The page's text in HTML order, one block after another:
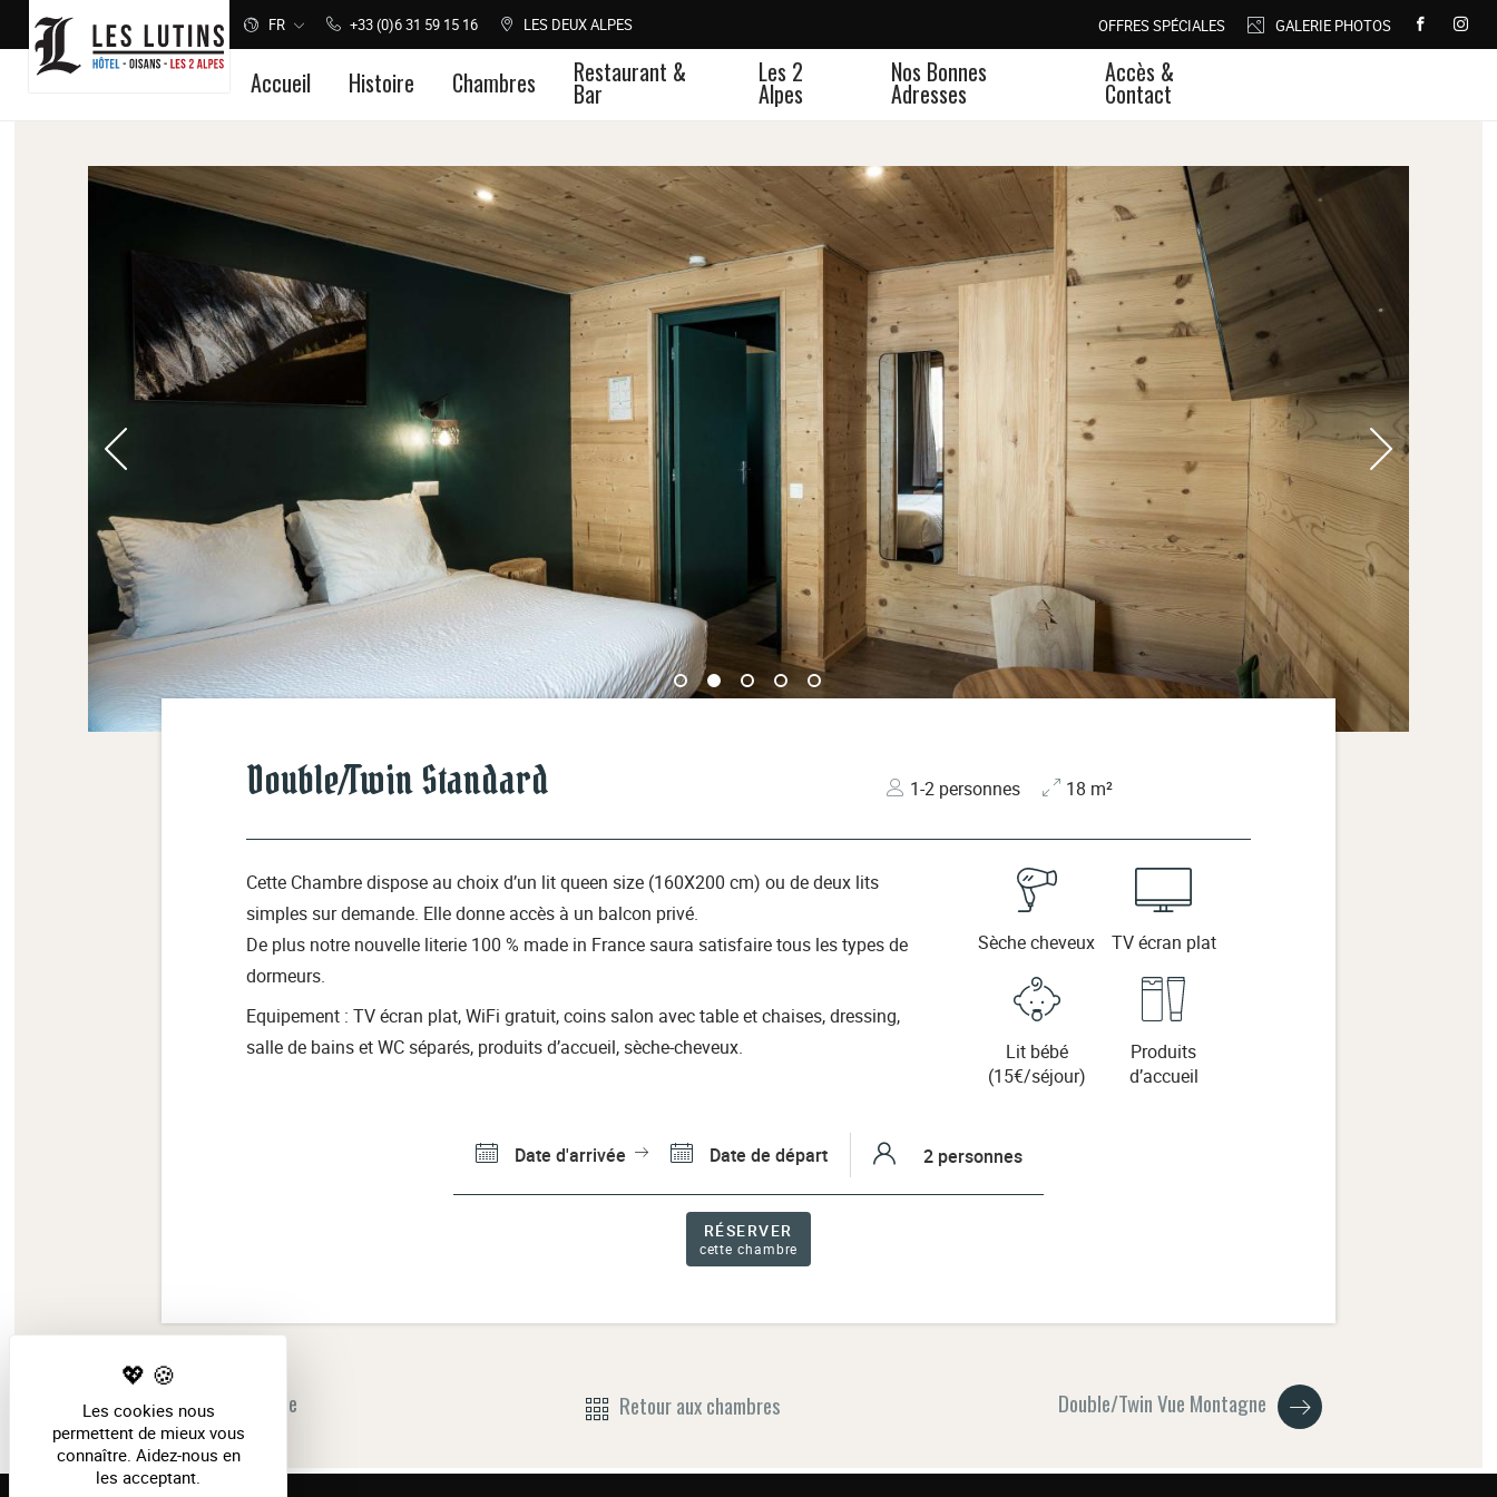
Accueil Histoire Chambres Restaurant &
Bar
Les 2
Alpes
Nos Bonnes
Adresses
Accès &
Contact
+33 (0)6 31 59 15 16 LES DEUX ALPES
FR OFFRES SPÉCIALES GALERIE PHOTOS
Double/Twin Standard 1-2 personnes 18 m²
Date d'arrivée Date de départ
RÉSERVER
cette chambre
Cette Chambre dispose au choix d’un lit queen size (160X200 cm) ou de deux lits
simples sur demande. Elle donne accès à un balcon privé.
De plus notre nouvelle literie 100 % made in France saura satisfaire tous les types de
dormeurs.
Equipement : TV écran plat, WiFi gratuit, coins salon avec table et chaises, dressing,
salle de bains et WC séparés, produits d’accueil, sèche-cheveux.
Sèche cheveux TV écran plat
Lit bébé
(15€/séjour)
Produits
d’accueil
Familiale Retour aux chambres Double/Twin Vue Montagne
Les cookies nous
permettent de mieux vous
connaître. Aidez-nous en
les acceptant.